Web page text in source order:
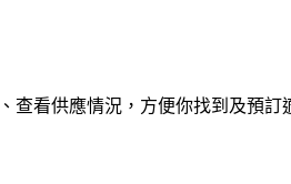
看供應情況，方便你找到及預